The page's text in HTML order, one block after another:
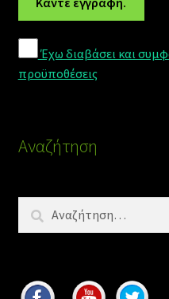
Έχω διαβάσει και
προϋποθέσεις
Αναζήτηση
Αναζήτηση